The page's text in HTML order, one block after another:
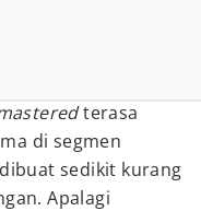
terasa
di segmen
sedikit kurang
Apalagi